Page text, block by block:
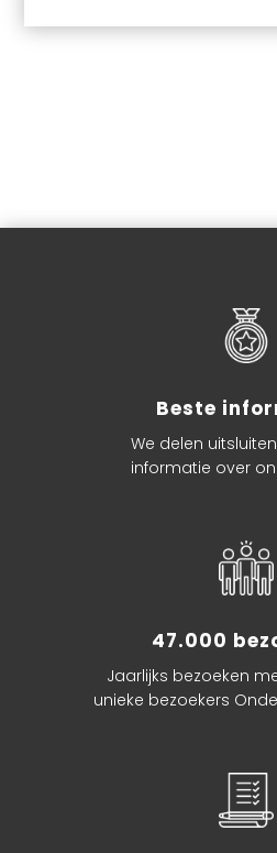
Beste
We delen
informatie over
47.000
Jaarlijks bezoeken
unieke bezoekers